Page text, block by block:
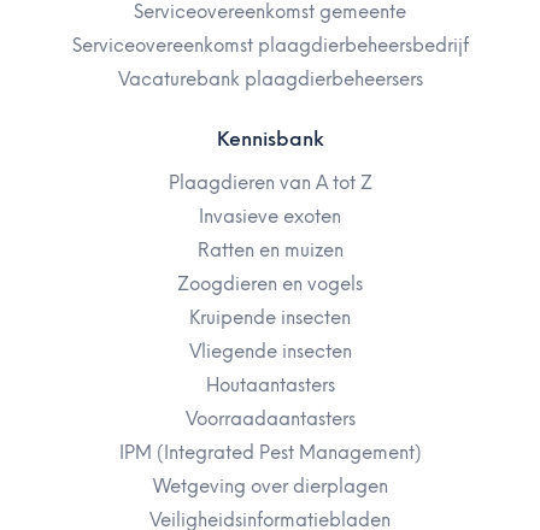
Serviceovereenkomst gemeente
Serviceovereenkomst plaagdierbeheersbedrijf
Vacaturebank plaagdierbeheersers
Kennisbank
Plaagdieren van A tot Z
Invasieve exoten
Ratten en muizen
Zoogdieren en vogels
Kruipende insecten
Vliegende insecten
Houtaantasters
Voorraadaantasters
IPM (Integrated Pest Management)
Wetgeving over dierplagen
Veiligheidsinformatiebladen